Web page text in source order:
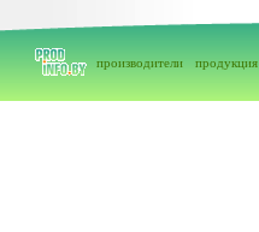
производители продукция